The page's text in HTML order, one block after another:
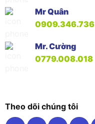
Mr Quân
0909.346.736
Mr. Cường
0779.008.018
Theo dõi chúng tôi